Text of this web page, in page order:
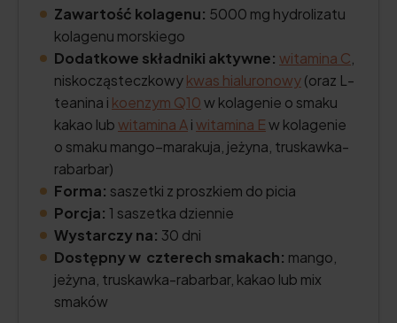
Zawartość kolagenu: 5000 mg hydrolizatu
kolagenu morskiego
Dodatkowe składniki aktywne: witamina C
niskocząsteczkowykwas hialuronowy(oraz L-
teanina i koenzym Q10w kolagenie o smaku
kakao lubwitamina Aiwitamina Ew kolagenie
o smaku mango–marakuja, jeżyna, truskawka-
rabarbar)
Forma: saszetki z proszkiem do picia
Porcja: 1 saszetka dziennie
Wystarczy na: 30 dni
Dostępny w czterech smakach: mango,
jeżyna, truskawka-rabarbar, kakao lub mix
smaków